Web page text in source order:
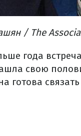
/ The
года
свою
готова